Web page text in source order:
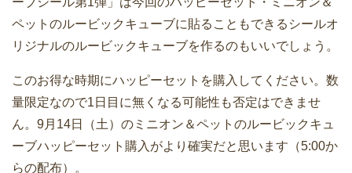
ペットのルービックキューブに貼ることもできるシールオ
リジナルのルービックキューブを作るのもいいでしょう。
このお得な時期にハッピーセットを購入してください。数
量限定なので1日目に無くなる可能性も否定はできませ
ん。9月14日（土）のミニオン＆ペットのルービックキュ
ーブハッピーセット購入がより確実だと思います（5:00か
らの配布）。